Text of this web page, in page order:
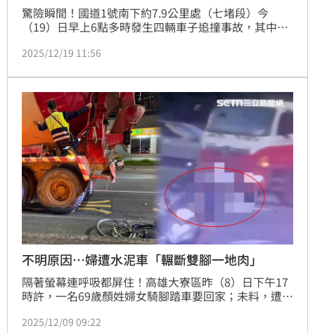
驚險瞬間！國道1號南下約7.9公里處（七堵段）今
（19）日早上6點多時發生四輛車子追撞事故，其中一
此，國光客運表示，車上6位乘客輕微擦挫傷，目前已
開。後續會調閱監視器並配合警方釐清事故原因及責任
歸屬。（記者：簡浩正）
2025/12/19 11:56
不明原因…婦遭水泥車「輾斷雙腳一地肉」
隔著螢幕連呼吸都屏住！高雄大寮區昨（8）日下午17
時許，一名69歲顏姓婦女騎腳踏車要回家；未料，遭同
雙腳血肉模糊，還有意識送醫急救，尚未脫離險境。目
2025/12/09 09:22